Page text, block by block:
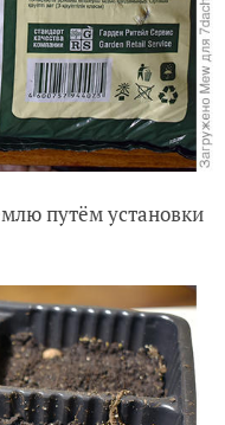
путём установки